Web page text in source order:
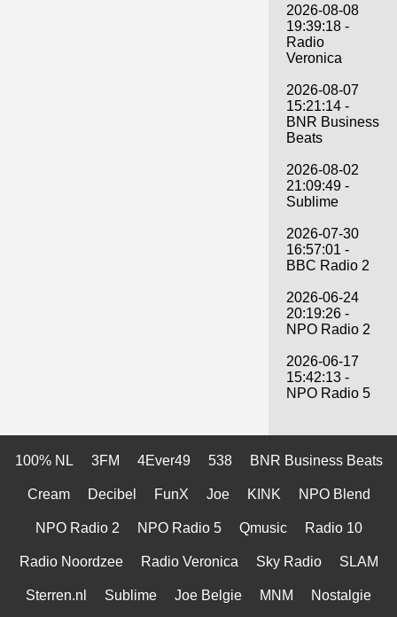
2026-08-08
19:39:18 -
Radio
Veronica
2026-08-07
15:21:14 -
BNR Business
Beats
2026-08-02
21:09:49 -
Sublime
2026-07-30
16:57:01 -
BBC Radio 2
2026-06-24
20:19:26 -
NPO Radio 2
2026-06-17
15:42:13 -
NPO Radio 5
100% NL 3FM 4Ever49 538 BNR Business Beats
Cream Decibel FunX Joe KINK NPO Blend
NPO Radio 2 NPO Radio 5 Qmusic Radio 10
Radio Noordzee Radio Veronica Sky Radio SLAM
Sterren.nl Sublime Joe Belgie MNM Nostalgie